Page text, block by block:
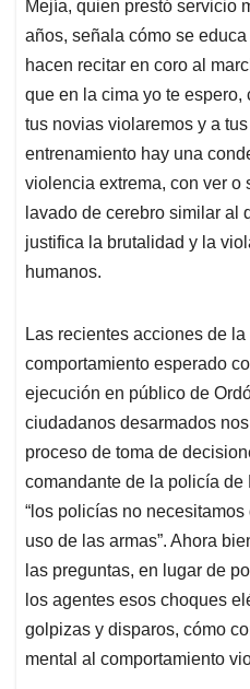
A
p
p
o
o
k
d
I
n
d
s
Mejía, quien prestó servicio
años, señala cómo se
hacen recitar en coro al
que en la cima yo te espero,
tus novias violaremos y a
entrenamiento hay una
violencia extrema, con ver o
lavado de cerebro similar al
justifica la brutalidad y la
humanos.
Las recientes acciones de
comportamiento esperado
ejecución en público de
ciudadanos desarmados
proceso de toma de
comandante de la policía
“los policías no
uso de las armas”. Ahora
las preguntas, en lugar de
los agentes esos choques
golpizas y disparos, cómo
mental al comportamiento